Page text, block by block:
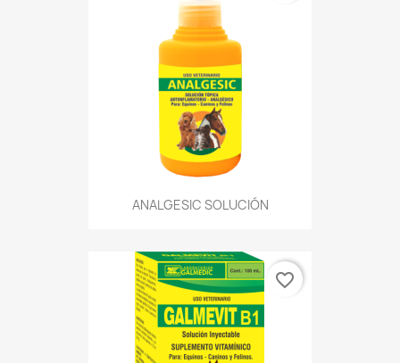
ANALGESIC SOLUCIÓN
favorite_border